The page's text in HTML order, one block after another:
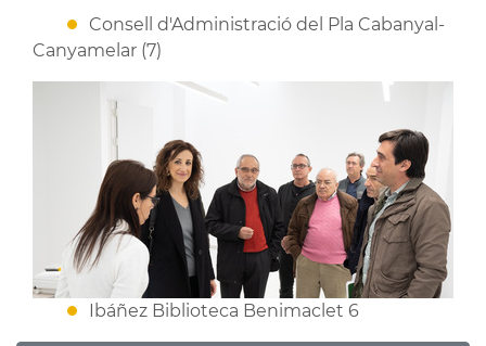
Consell d'Administració del Pla Cabanyal-
Canyamelar (7)
Ibáñez Biblioteca Benimaclet 6